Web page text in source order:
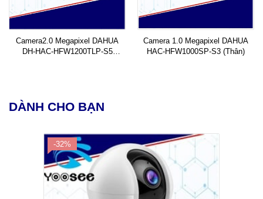
Camera2.0 Megapixel DAHUA
DH-HAC-HFW1200TLP-S5
Camera 1.0 Megapixel DAHUA
HAC-HFW1000SP-S3 (Thân)
DÀNH CHO BẠN
-32%